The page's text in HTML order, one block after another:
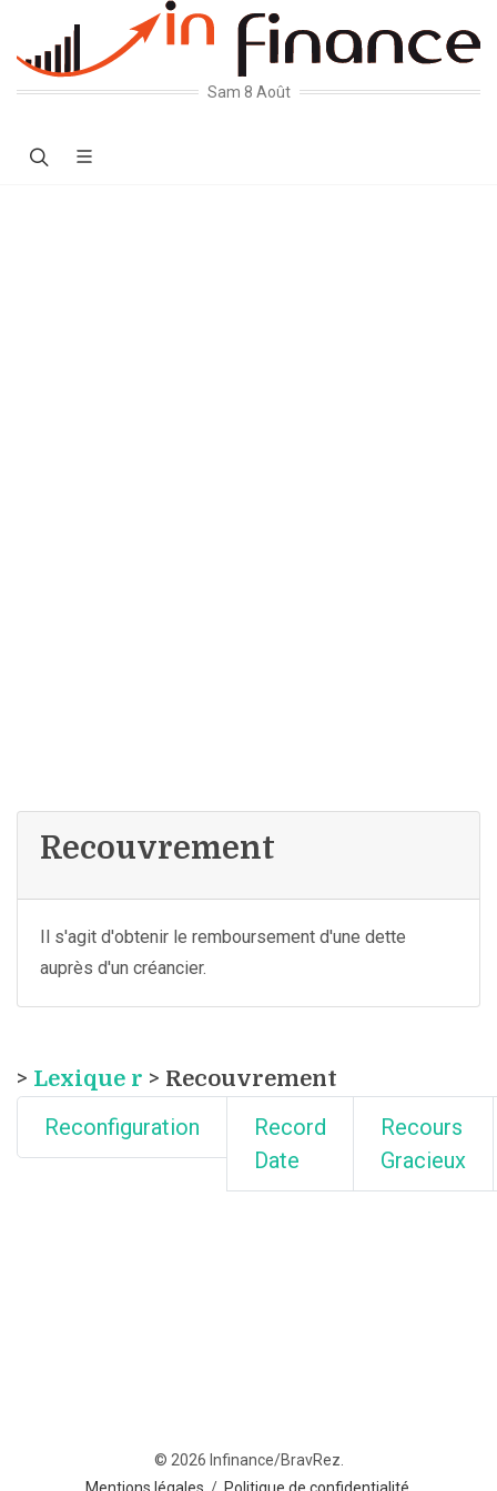
Sam 8 Août
Recouvrement
Il s'agit d'obtenir le remboursement d'une dette
auprès d'un créancier.
> Lexique r > Recouvrement
Reconfiguration
Record
Date
Recours
Gracieux
© 2026 Infinance/BravRez.